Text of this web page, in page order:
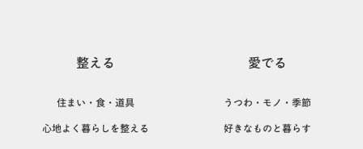
整える
住まい・食・道具
心地よく暮らしを整える
愛でる
うつわ・モノ・季節
好きなものと暮らす